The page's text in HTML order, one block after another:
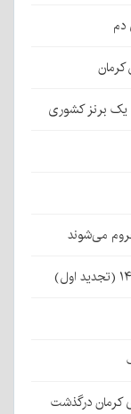
دم
برنز کشوری
می‌شوند
کرمان درگذشت